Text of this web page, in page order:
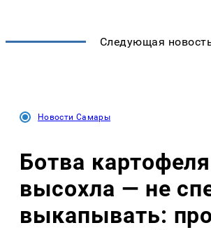
Следующая
Новости Самары
Ботва картофеля
высохла — не
выкапывать: